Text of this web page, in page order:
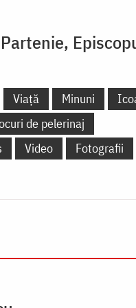
Viață Minuni
de pelerinaj
Video Fotografii